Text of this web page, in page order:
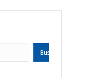
Buscar